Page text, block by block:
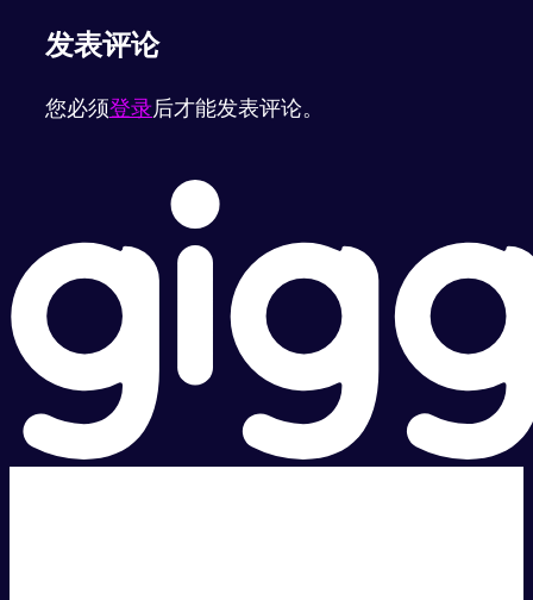
发表评论
您必须登录后才能发表评论。